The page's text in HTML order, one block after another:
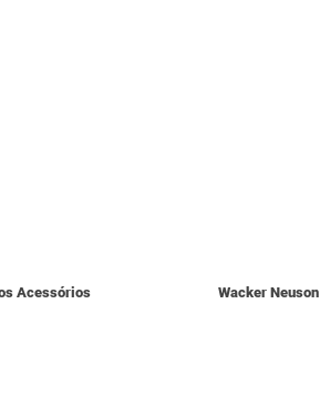
Acessórios Wacker Neuson